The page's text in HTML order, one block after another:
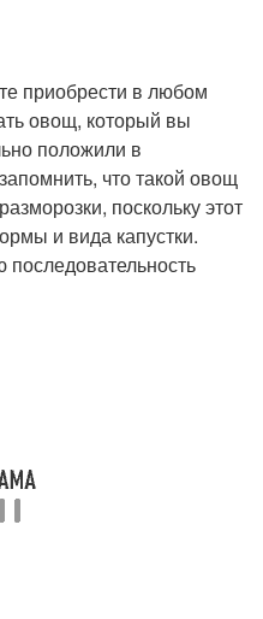
приобрести в любом
овощ, который вы
положили в
что такой овощ
поскольку этот
и вида капустки.